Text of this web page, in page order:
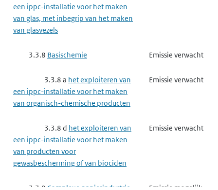
3.4.6 ahet maken van
elastomeren, verf, lak, drukinkt, lijm,
schoonmaakmiddelen of cosmetica
3.4.7Papierindustrie,
leerindustrie
3.4.7 ghet maken van
producten van papier, karton, hout,
een ippc-installatie voor het maken
van glas, met inbegrip van het maken
van glasvezels
3.3.8 Basischemie Emissie verwacht
3.3.8 a het exploiteren van
een ippc-installatie voor het maken
van organisch-chemische producten
Emissie verwacht
3.3.8 d het exploiteren van
een ippc-installatie voor het maken
van producten voor
gewasbescherming of van biociden
Emissie verwacht
3.3.9 Complexe papierindustrie, Emissie mogelijk